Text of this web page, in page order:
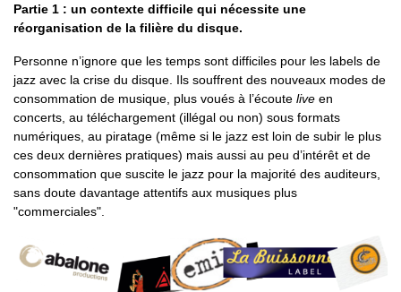
Partie 1 : un contexte difficile qui nécessite une
réorganisation de la filière du disque.
Personne n’ignore que les temps sont difficiles pour les labels de
jazz avec la crise du disque. Ils souffrent des nouveaux modes de
consommation de musique, plus voués à l’écoute live en
concerts, au téléchargement (illégal ou non) sous formats
numériques, au piratage (même si le jazz est loin de subir le plus
ces deux dernières pratiques) mais aussi au peu d’intérêt et de
consommation que suscite le jazz pour la majorité des auditeurs,
sans doute davantage attentifs aux musiques plus
"commerciales".